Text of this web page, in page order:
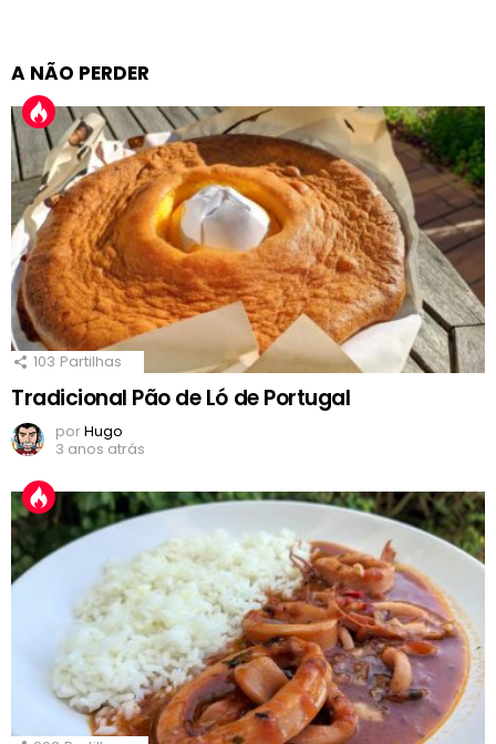
A NÃO PERDER
103 Partilhas
Tradicional Pão de Ló de Portugal
porHugo
3 anos atrás